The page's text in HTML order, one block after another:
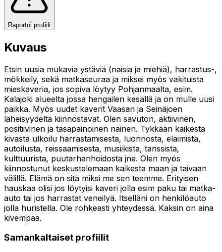
Raportoi profiili
Kuvaus
Etsin uusia mukavia ystäviä (naisia ja miehiä), harrastus-,
mökkeily, sekä matkaseuraa ja miksei myös vakituista
mieskaveria, jos sopiva löytyy Pohjanmaalta, esim.
Kalajoki alueelta jossa hengailen kesällä ja on mulle uusi
paikka. Myös uudet kaverit Vaasan ja Seinäjoen
läheisyydeltä kiinnostavat. Olen savuton, aktiivinen,
positiivinen ja tasapainoinen nainen. Tykkään kaikesta
kivasta ulkoilu harrastamisesta, luonnosta, eläimistä,
autoilusta, reissaamisesta, musiikista, tanssista,
kulttuurista, puutarhanhoidosta jne. Olen myös
kiinnostunut keskustelemaan kaikesta maan ja taivaan
välillä. Elämä on sitä miksi me sen teemme. Erityisen
hauskaa olisi jos löytyisi kaveri jolla esim paku tai matka-
auto tai jos harrastat veneilyä. Itselläni on henkilöauto
jolla huristella. Ole rohkeasti yhteydessä. Kaksin on aina
kivempaa.
Samankaltaiset profiilit